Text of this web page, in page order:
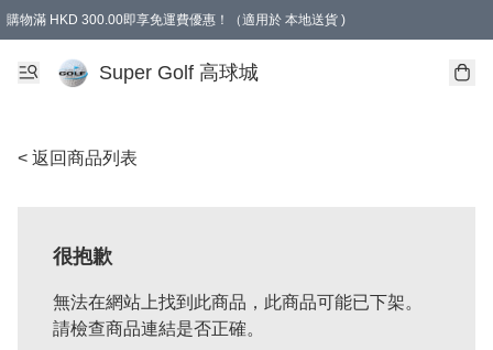
購物滿 HKD 300.00即享免運費優惠！（適用於 本地送貨 )
Super Golf 高球城
< 返回商品列表
很抱歉
無法在網站上找到此商品，此商品可能已下架。
請檢查商品連結是否正確。